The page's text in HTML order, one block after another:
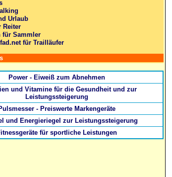
Urlaub
Reiter
für Sammler
für Trailläufer
Power - Eiweiß zum Abnehmen
und Vitamine für die Gesundheit und zur
Leistungssteigerung
- Preiswerte Markengeräte
und Energieriegel zur Leistungssteigerung
für sportliche Leistungen